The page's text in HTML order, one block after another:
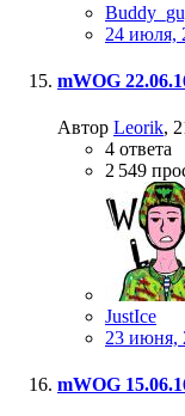
24 июля,
mWOG
Автор Leorik,
4 ответа
2 549
JustIce
23 июня,
mWOG